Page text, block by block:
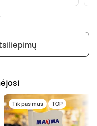
Tik pas mus TOP